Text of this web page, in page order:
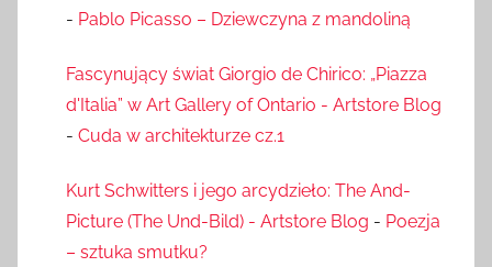
- Pablo Picasso – Dziewczyna z mandoliną
Fascynujący świat Giorgio de Chirico: „Piazza
d'Italia” w Art Gallery of Ontario - Artstore Blog
- Cuda w architekturze cz.1
Kurt Schwitters i jego arcydzieło: The And-
Picture (The Und-Bild) - Artstore Blog - Poezja
– sztuka smutku?